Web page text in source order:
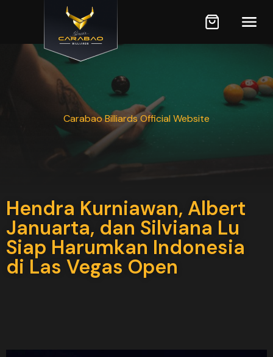
Carabao Billiards Official Website
Hendra Kurniawan, Albert
Januarta, dan Silviana Lu
Siap Harumkan Indonesia
di Las Vegas Open